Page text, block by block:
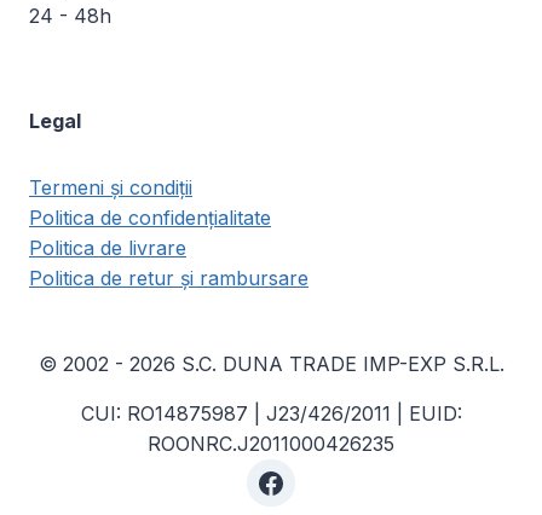
24 - 48h
Legal
Termeni și condiții
Politica de confidențialitate
Politica de livrare
Politica de retur și rambursare
© 2002 - 2026 S.C. DUNA TRADE IMP-EXP S.R.L.
CUI: RO14875987 | J23/426/2011 | EUID:
ROONRC.J2011000426235